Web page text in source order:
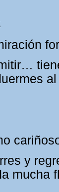
al
y
mucha